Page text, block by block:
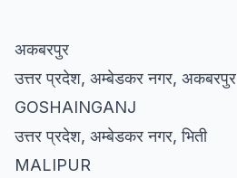
अकबरपुर
उत्तर प्रदेश, अम्बेडकर नगर, अकबरपुर
GOSHAINGANJ
उत्तर प्रदेश, अम्बेडकर नगर, भिती
MALIPUR